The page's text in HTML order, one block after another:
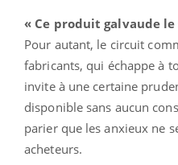
« Ce produit galvaude
Pour autant, le circuit
fabricants, qui échappe à
invite à une certaine
disponible sans aucun
parier que les anxieux ne
acheteurs.